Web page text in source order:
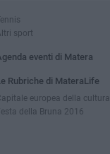
sport
eventi di Matera
Rubriche di MateraLife
europea della cultura
della Bruna 2016